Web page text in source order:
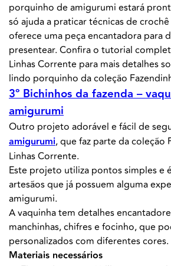
porquinho de amigurumi estará
só ajuda a praticar técnicas de
oferece uma peça encantadora para
presentear. Confira o tutorial
Linhas Corrente para mais detalhes
lindo porquinho da coleção
3º Bichinhos da fazenda –
amigurumi
Outro projeto adorável e fácil de
amigurumi, que faz parte da coleção
Linhas Corrente.
Este projeto utiliza pontos simples e
artesãos que já possuem alguma
amigurumi.
A vaquinha tem detalhes
manchinhas, chifres e focinho, que
personalizados com diferentes cores.
Materiais necessários